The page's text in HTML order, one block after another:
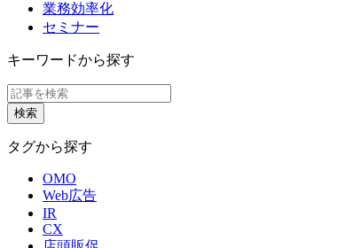
業務効率化
セミナー
キーワードから探す
タグから探す
OMO
Web広告
IR
CX